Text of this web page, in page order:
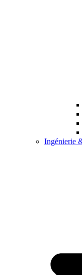
Ingénierie